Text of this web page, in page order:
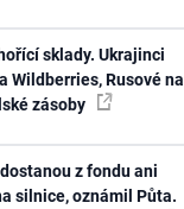
sklady. Ukrajinci
Wildberries, Rusové na
zásoby
z fondu ani
silnice, oznámil Půta.